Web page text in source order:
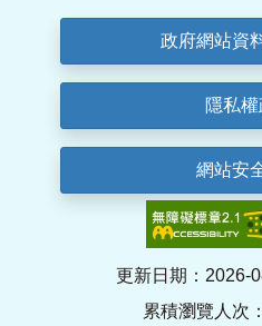
政府網站資
隱私
網站安
更新日期：2026-
累積瀏覽人次